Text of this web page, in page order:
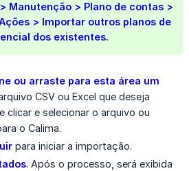
Manutenção > Plano de contas >
> Importar outros planos de
dos existentes.
ou arraste para esta área um
CSV ou Excel que deseja
clicar e selecionar o arquivo ou
o Calima.
para iniciar a importação.
. Após o processo, será exibida